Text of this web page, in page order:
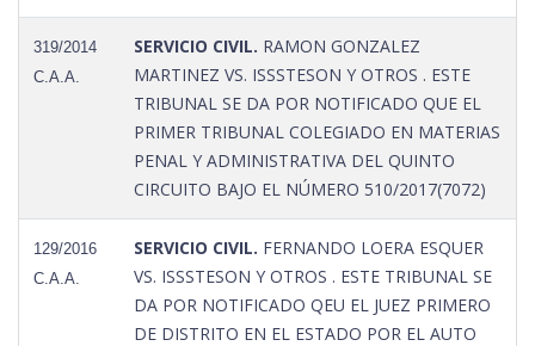
319/2014
C.A.A.
SERVICIO CIVIL. RAMON GONZALEZ
MARTINEZ VS. ISSSTESON Y OTROS . ESTE
TRIBUNAL SE DA POR NOTIFICADO QUE EL
PRIMER TRIBUNAL COLEGIADO EN MATERIAS
PENAL Y ADMINISTRATIVA DEL QUINTO
CIRCUITO BAJO EL NÚMERO 510/2017(7072)
129/2016
C.A.A.
SERVICIO CIVIL. FERNANDO LOERA ESQUER
VS. ISSSTESON Y OTROS . ESTE TRIBUNAL SE
DA POR NOTIFICADO QEU EL JUEZ PRIMERO
DE DISTRITO EN EL ESTADO POR EL AUTO